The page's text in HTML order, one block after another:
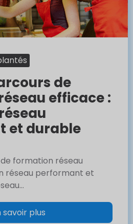
de
efficace :
et durable
formation réseau
réseau performant et
savoir plus